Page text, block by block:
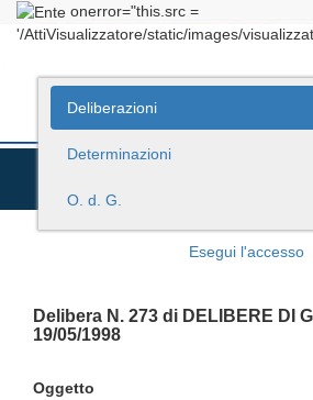
onerror="this.src =
'/AttiVisualizzatore/static/images/
Deliberazioni
Determinazioni
O. d. G.
Esegui l'accesso
Delibera N. 273 di DELIBERE DI
19/05/1998
Oggetto